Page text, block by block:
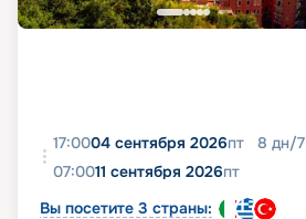
17:0004 сентября 2026пт 8 дн/7
07:0011 сентября 2026пт
Вы посетите 3 страны: